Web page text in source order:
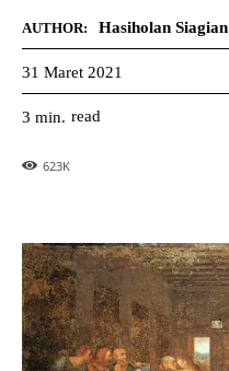
AUTHOR: Hasiholan Siagian
31 Maret 2021
3 min. read
623K